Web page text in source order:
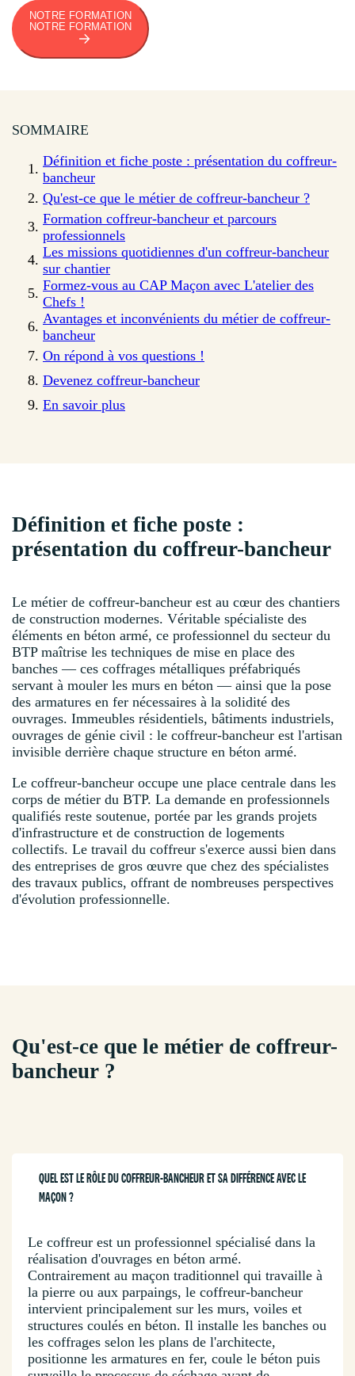
NOTRE FORMATION
NOTRE FORMATION
SOMMAIRE
Définition et fiche poste : présentation du coffreur-
bancheur
Qu'est-ce que le métier de coffreur-bancheur ?
Formation coffreur-bancheur et parcours
professionnels
Les missions quotidiennes d'un coffreur-bancheur
sur chantier
Formez-vous au CAP Maçon avec L'atelier des
Chefs !
Avantages et inconvénients du métier de coffreur-
bancheur
On répond à vos questions !
Devenez coffreur-bancheur
En savoir plus
Définition et fiche poste :
présentation du coffreur-bancheur
Le métier de coffreur-bancheur est au cœur des chantiers
de construction modernes. Véritable spécialiste des
éléments en béton armé, ce professionnel du secteur du
BTP maîtrise les techniques de mise en place des
banches — ces coffrages métalliques préfabriqués
servant à mouler les murs en béton — ainsi que la pose
des armatures en fer nécessaires à la solidité des
ouvrages. Immeubles résidentiels, bâtiments industriels,
ouvrages de génie civil : le coffreur-bancheur est l'artisan
invisible derrière chaque structure en béton armé.
Le coffreur-bancheur occupe une place centrale dans les
corps de métier du BTP. La demande en professionnels
qualifiés reste soutenue, portée par les grands projets
d'infrastructure et de construction de logements
collectifs. Le travail du coffreur s'exerce aussi bien dans
des entreprises de gros œuvre que chez des spécialistes
des travaux publics, offrant de nombreuses perspectives
d'évolution professionnelle.
Qu'est-ce que le métier de coffreur-
bancheur ?
QUEL EST LE RÔLE DU COFFREUR-BANCHEUR ET SA DIFFÉRENCE AVEC LE
MAÇON ?
Le coffreur est un professionnel spécialisé dans la
réalisation d'ouvrages en béton armé.
Contrairement au maçon traditionnel qui travaille à
la pierre ou aux parpaings, le coffreur-bancheur
intervient principalement sur les murs, voiles et
structures coulés en béton. Il installe les banches ou
les coffrages selon les plans de l'architecte,
positionne les armatures en fer, coule le béton puis